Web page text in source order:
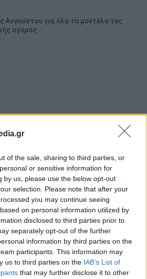
of the sale, sharing to third parties, or
or sensitive information for
by us, please use the below opt-out
selection. Please note that after your
you may continue seeing
on personal information utilized by
disclosed to third parties prior to
separately opt-out of the further
information by third parties on the
participants. This information may
us to third parties on the IAB’s List of
that may further disclose it to other
Αυγούστου για όλα τα μοντέλα της
αγοράς